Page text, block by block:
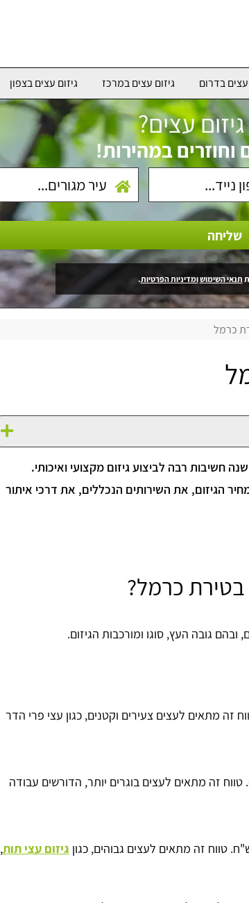
עצים בדרום גיזום עצים במרכז גיזום עצים בצפון
עצים?
וחוזרים במהירות!
שליחה
תנאי השימושומדיניות הפרטיות.
כרמל
חשיבות רבה לביצוע גיזום מקצועי ואיכותי.
הגיזום, את השירותים הנכללים, את דרכי איתור
כרמל?
גובה העץ, סוגו ומורכבות הגיזום.
ש"ח. טווח זה מתאים לעצים צעירים וקטנים, כגון עצי פרי הדר
ש"ח. טווח זה מתאים לעצים בוגרים יותר, הדורשים עבודה
גיזום עצי תות,
אופיר כהן